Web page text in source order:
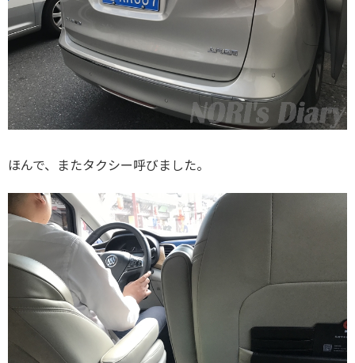
ほんで、またタクシー呼びました。